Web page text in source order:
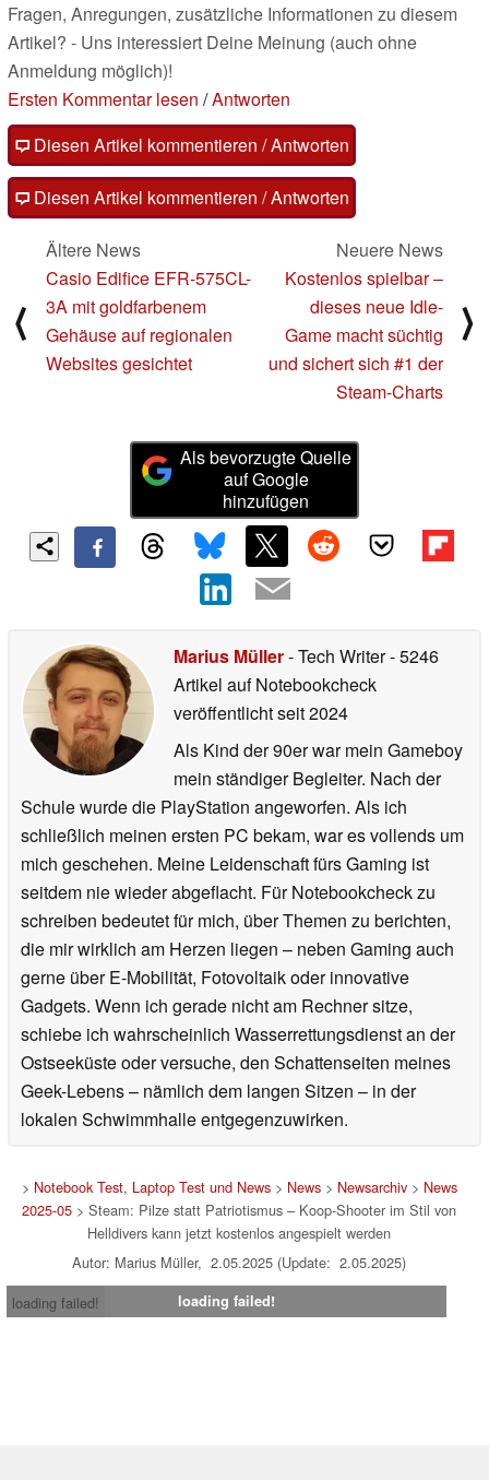
Fragen, Anregungen, zusätzliche Informationen zu diesem
Artikel? - Uns interessiert Deine Meinung (auch ohne
Anmeldung möglich)!
Ersten Kommentar lesen /Antworten
Diesen Artikel kommentieren / Antworten
Diesen Artikel kommentieren / Antworten
⟨
Ältere News
Casio Edifice EFR-575CL-
3A mit goldfarbenem
Gehäuse auf regionalen
Websites gesichtet
Neuere News
Kostenlos spielbar –
dieses neue Idle-
Game macht süchtig
und sichert sich #1 der
Steam-Charts
⟩
Als bevorzugte Quelle
auf Google
hinzufügen
Marius Müller- Tech Writer- 5246
Artikel auf Notebookcheck
veröffentlichtseit 2024
Als Kind der 90er war mein Gameboy
mein ständiger Begleiter. Nach der
Schule wurde die PlayStation angeworfen. Als ich
schließlich meinen ersten PC bekam, war es vollends um
mich geschehen. Meine Leidenschaft fürs Gaming ist
seitdem nie wieder abgeflacht. Für Notebookcheck zu
schreiben bedeutet für mich, über Themen zu berichten,
die mir wirklich am Herzen liegen – neben Gaming auch
gerne über E-Mobilität, Fotovoltaik oder innovative
Gadgets. Wenn ich gerade nicht am Rechner sitze,
schiebe ich wahrscheinlich Wasserrettungsdienst an der
Ostseeküste oder versuche, den Schattenseiten meines
Geek-Lebens – nämlich dem langen Sitzen – in der
lokalen Schwimmhalle entgegenzuwirken.
> Notebook Test, Laptop Test und News> News> Newsarchiv> News
2025-05 > Steam: Pilze statt Patriotismus – Koop-Shooter im Stil von
Helldivers kann jetzt kostenlos angespielt werden
Autor: Marius Müller, 2.05.2025 (Update: 2.05.2025)
loading failed!
loading failed!